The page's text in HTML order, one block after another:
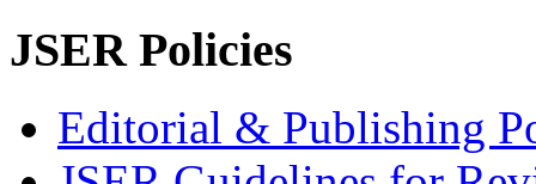
JSER Policies
Editorial & Publishing